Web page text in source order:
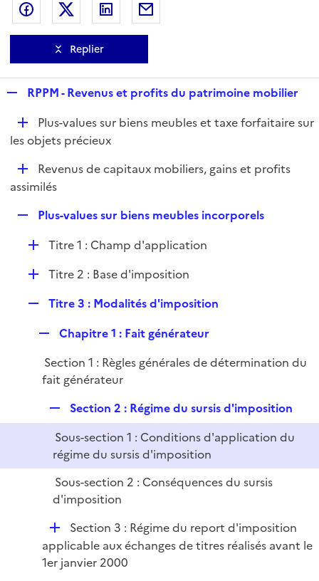
Partager sur Facebook
Partager sur Twitter
Partager sur LinkedIn
Replier
p
l
i
e
r
RPPM - Revenus et profits du patrimoine mobilier
D
é
i
Plus-values sur biens meubles et taxe forfaitaire sur
les objets précieux
D
é
i
e
r
Revenus de capitaux mobiliers, gains et profits
assimilés
p
l
i
e
Plus-values sur biens meubles incorporels
D
e
Titre 1 : Champ d'application
D
e
r
Titre 2 : Base d'imposition
p
e
Titre 3 : Modalités d'imposition
p
l
r
Chapitre 1 : Fait générateur
Section 1 : Règles générales de détermination du
fait générateur
e
p
l
e
Section 2 : Régime du sursis d'imposition
Sous-section 1 : Conditions d'application du
régime du sursis d'imposition
Sous-section 2 : Conséquences du sursis
d'imposition
D
é
p
Section 3 : Régime du report d'imposition
applicable aux échanges de titres réalisés avant le
1er janvier 2000